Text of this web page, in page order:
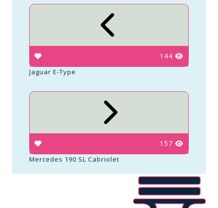
144
Jaguar E-Type
157
Mercedes 190 SL Cabriolet